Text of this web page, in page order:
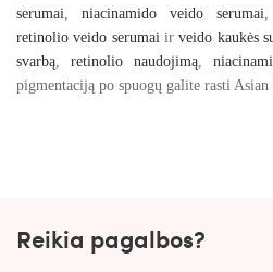
serumai, niacinamido veido serumai
retinolio veido serumaiirveido kaukės
svarbą, retinolio naudojimą,
pigmentaciją po spuogų galite rasti
Reikia pagalbos?